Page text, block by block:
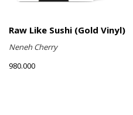
Raw Like Sushi (Gold Vinyl)
Neneh Cherry
980.000